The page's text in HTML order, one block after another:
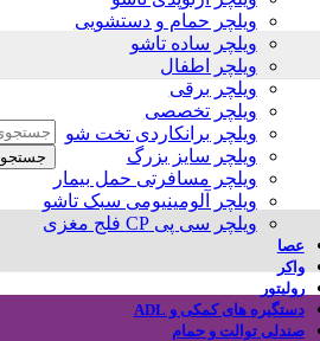
جستجو
ویلچر حمام و دستشویی
ویلچر ساده تاشو
ویلچر اطفال
ویلچر برقی
ویلچر تخصصی
ویلچر برانکاردی تخت شو
ویلچر سایز بزرگ
ویلچر مسافرتی حمل بیمار
ویلچر آلومینیومی سبک تاشو
ویلچر سی پی CP فلج مغزی
عصا
واکر
رولیتور
دستگیره های کمکی و ADL
صندلی توالت و حمام